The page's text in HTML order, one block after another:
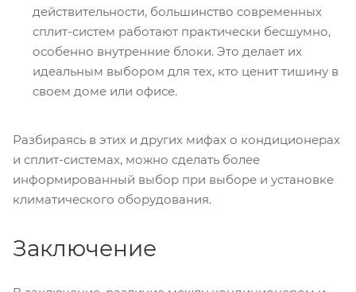
действительности, большинство современных
сплит-систем работают практически бесшумно,
особенно внутренние блоки. Это делает их
идеальным выбором для тех, кто ценит тишину в
своем доме или офисе.
Разбираясь в этих и других мифах о кондиционерах
и сплит-системах, можно сделать более
информированный выбор при выборе и установке
климатического оборудования.
Заключение